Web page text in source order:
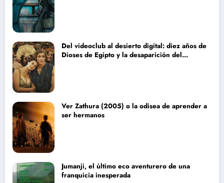
Del videoclub al desierto digital: diez años de
Dioses de Egipto y la desaparición del
Ver Zathura (2005) o la odisea de aprender a
ser hermanos
Jumanji, el último eco aventurero de una
franquicia inesperada